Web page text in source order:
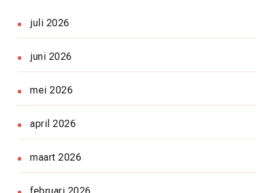
juli 2026
juni 2026
mei 2026
april 2026
maart 2026